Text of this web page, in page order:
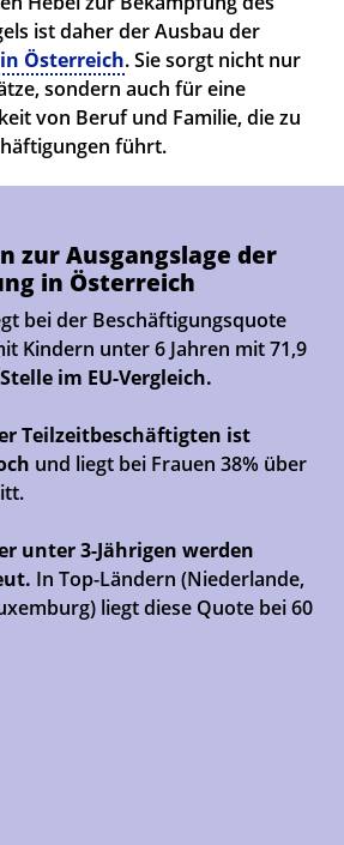
ist daher der Ausbau der
Österreich. Sie sorgt nicht nur
sondern auch für eine
von Beruf und Familie, die zu
führt.
zur Ausgangslage der
in Österreich
bei der Beschäftigungsquote
Kindern unter 6 Jahren mit 71,9
im EU-Vergleich.
Teilzeitbeschäftigten ist
und liegt bei Frauen 38% über
unter 3-Jährigen werden
In Top-Ländern (Niederlande,
liegt diese Quote bei 60